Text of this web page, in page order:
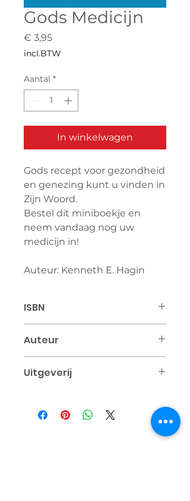
Gods Medicijn
€ 3,95Prijs
incl.BTW
Aantal *
In winkelwagen
Gods recept voor gezondheid
en genezing kunt u vinden in
Zijn Woord.
Bestel dit miniboekje en
neem vandaag nog uw
medicijn in!
Auteur: Kenneth E. Hagin
ISBN
Auteur
Uitgeverij